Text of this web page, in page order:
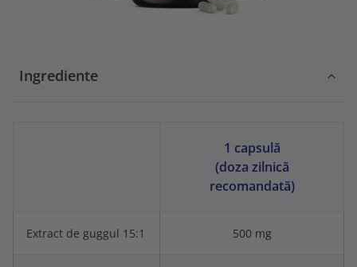
Ingrediente
1 capsulă
(doza zilnică
recomandată)
Extract de guggul 15:1 500 mg